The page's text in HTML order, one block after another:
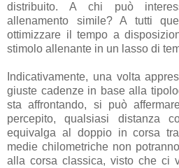
distribuito. A chi può
allenamento simile? A tutti
ottimizzare il tempo a
stimolo allenante in un lasso di
Indicativamente, una volta
giuste cadenze in base alla
sta affrontando, si può
percepito, qualsiasi distanza
equivalga al doppio in corsa
medie chilometriche non
alla corsa classica, visto che ci